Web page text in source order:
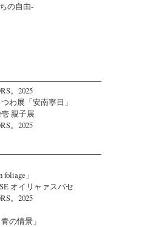
の自由-
。2025
わ展「安南寧日」
親子展
。2025
」
オイリャァスバセ
。2025
の情景」